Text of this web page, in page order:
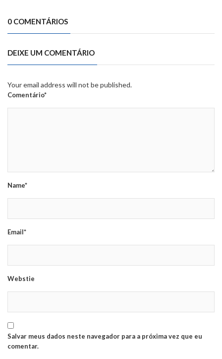
0 COMENTÁRIOS
DEIXE UM COMENTÁRIO
Your email address will not be published.
Comentário*
Name*
Email*
Webstie
Salvar meus dados neste navegador para a próxima vez que eu
comentar.